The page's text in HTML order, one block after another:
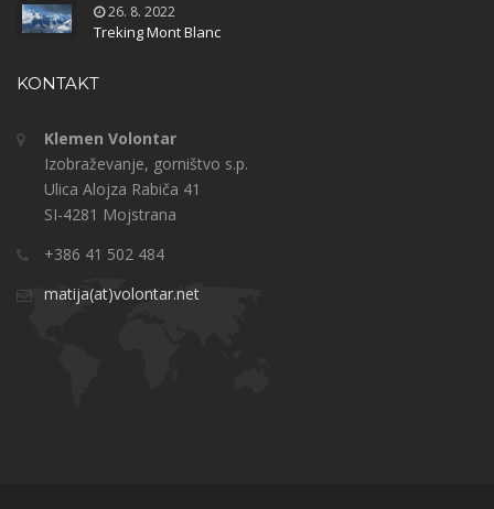
26. 8. 2022
Treking Mont Blanc
KONTAKT
Klemen Volontar
Izobraževanje, gorništvo s.p.
Ulica Alojza Rabiča 41
SI-4281 Mojstrana
+386 41 502 484
matija(at)volontar.net